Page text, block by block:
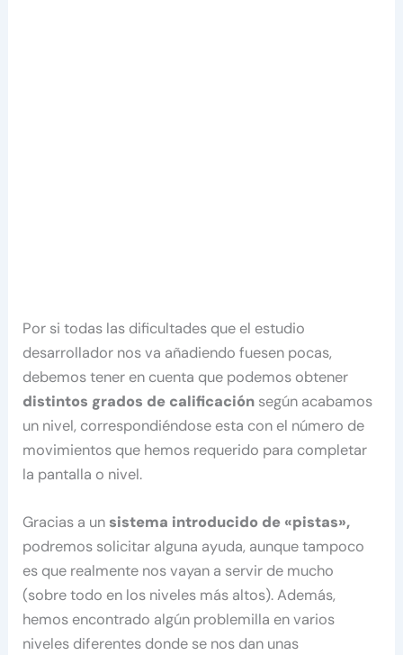
Por si todas las dificultades que el estudio
desarrollador nos va añadiendo fuesen pocas,
debemos tener en cuenta que podemos obtener
distintos grados de calificación según acabamos
un nivel, correspondiéndose esta con el número de
movimientos que hemos requerido para completar
la pantalla o nivel.
Gracias a unsistema introducido de «pistas»,
podremos solicitar alguna ayuda, aunque tampoco
es que realmente nos vayan a servir de mucho
(sobre todo en los niveles más altos). Además,
hemos encontrado algún problemilla en varios
niveles diferentes donde se nos dan unas